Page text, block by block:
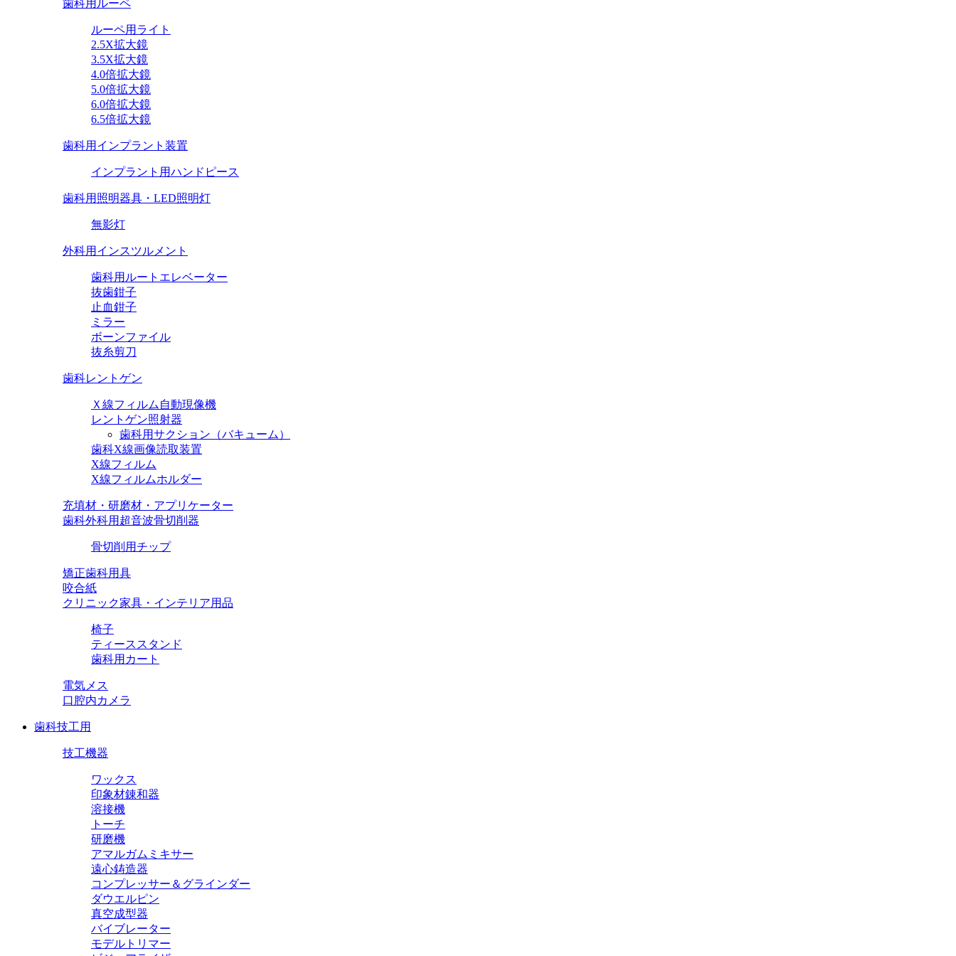
歯科用ルーペ
ルーペ用ライト
2.5X拡大鏡
3.5X拡大鏡
4.0倍拡大鏡
5.0倍拡大鏡
6.0倍拡大鏡
6.5倍拡大鏡
歯科用インプラント装置
インプラント用ハンドピース
歯科用照明器具・LED照明灯
無影灯
外科用インスツルメント
歯科用ルートエレベーター
抜歯鉗子
止血鉗子
ミラー
ボーンファイル
抜糸剪刀
歯科レントゲン
Ｘ線フィルム自動現像機
レントゲン照射器
歯科用サクション（バキューム）
歯科X線画像読取装置
X線フィルム
X線フィルムホルダー
充填材・研磨材・アプリケーター
歯科外科用超音波骨切削器
骨切削用チップ
矯正歯科用具
咬合紙
クリニック家具・インテリア用品
椅子
ティーススタンド
歯科用カート
電気メス
口腔内カメラ
歯科技工用
技工機器
ワックス
印象材錬和器
溶接機
トーチ
研磨機
アマルガムミキサー
遠心鋳造器
コンプレッサー＆グラインダー
ダウエルピン
真空成型器
バイブレーター
モデルトリマー